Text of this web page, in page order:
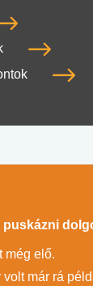
még elő.
volt már rá